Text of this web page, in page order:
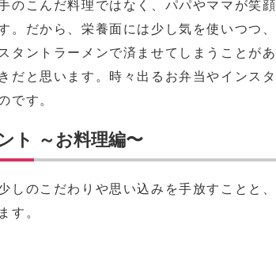
のこんだ料理ではなく、パパやママが笑顔
。だから、栄養面には少し気を使いつつ
タントラーメンで済ませてしまうことが
だと思います。時々出るお弁当やインス
です。
ト ～お料理編〜
しのこだわりや思い込みを手放すことと
す。